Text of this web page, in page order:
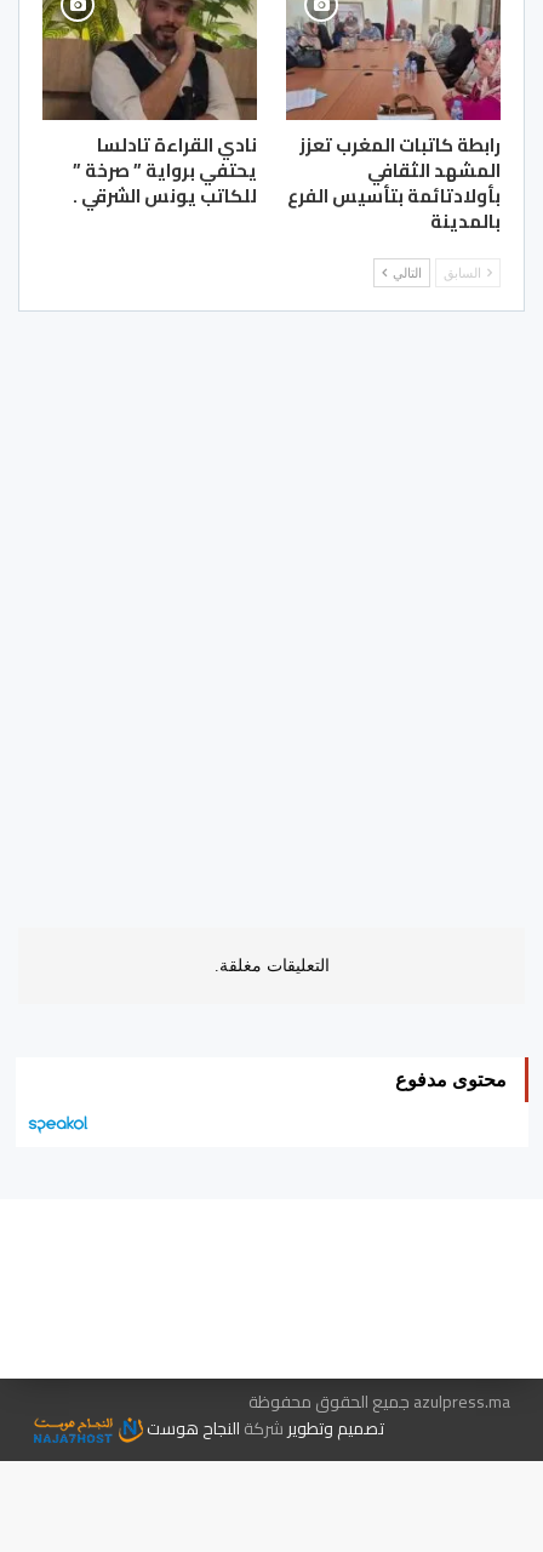
رابطة كاتبات المغرب تعزز
المشهد الثقافي
بأولادتائمة بتأسيس الفرع
بالمدينة
نادي القراءة تادلسا
يحتفي برواية ” صرخة ”
للكاتب يونس الشرقي .
السابق التالي
التعليقات مغلقة.
محتوى مدفوع
azulpress.ma جميع الحقوق محفوظة
تصميم وتطويرشركةالنجاح هوست